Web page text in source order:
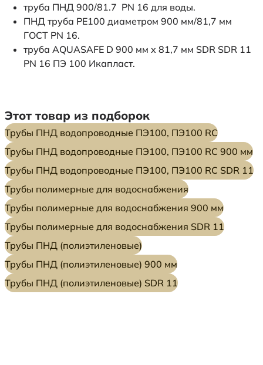
труба ПНД 900/81.7 PN 16 для воды.
ПНД труба PE100 диаметром 900 мм/81,7 мм
ГОСТ PN 16.
труба AQUASAFE D 900 мм x 81,7 мм SDR SDR 11
PN 16 ПЭ 100 Икапласт.
Этот товар из подборок
Трубы ПНД водопроводные ПЭ100, ПЭ100 RC
Трубы ПНД водопроводные ПЭ100, ПЭ100 RC 900 мм
Трубы ПНД водопроводные ПЭ100, ПЭ100 RC SDR 11
Трубы полимерные для водоснабжения
Трубы полимерные для водоснабжения 900 мм
Трубы полимерные для водоснабжения SDR 11
Трубы ПНД (полиэтиленовые)
Трубы ПНД (полиэтиленовые) 900 мм
Трубы ПНД (полиэтиленовые) SDR 11